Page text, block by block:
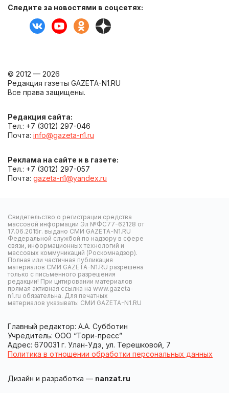
Следите за новостями в соцсетях:
© 2012 — 2026
Редакция газеты GAZETA-N1.RU
Все права защищены.
Редакция сайта:
Тел.: +7 (3012) 297-046
Почта: info@gazeta-n1.ru
Реклама на сайте и в газете:
Тел.: +7 (3012) 297-057
Почта: gazeta-n1@yandex.ru
Свидетельство о регистрации средства
массовой информации Эл №ФС77-62128 от
17.06.2015г. выдано СМИ GAZETA-N1.RU
Федеральной службой по надзору в сфере
связи, информационных технологий и
массовых коммуникаций (Роскомнадзор).
Полная или частичная публикация
материалов СМИ GAZETA-N1.RU разрешена
только с письменного разрешения
редакции! При цитировании материалов
прямая активная ссылка на www.gazeta-
n1.ru обязательна. Для печатных
материалов указывать: СМИ GAZETA-N1.RU
Главный редактор: А.А. Субботин
Учредитель: ООО “Тори-пресс”
Адрес: 670031 г. Улан-Удэ, ул. Терешковой, 7
Политика в отношении обработки персональных данных
Дизайн и разработка — nanzat.ru